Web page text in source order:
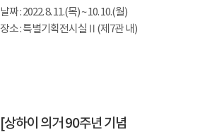
날짜 : 2022. 8. 11.(목) ~ 10. 10.(월)
장소 : 특별기획전시실Ⅱ(제7관 내)
[상하이 의거 90주년 기념